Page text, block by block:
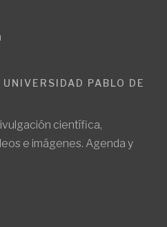
PABLO DE
científica,
e imágenes. Agenda y